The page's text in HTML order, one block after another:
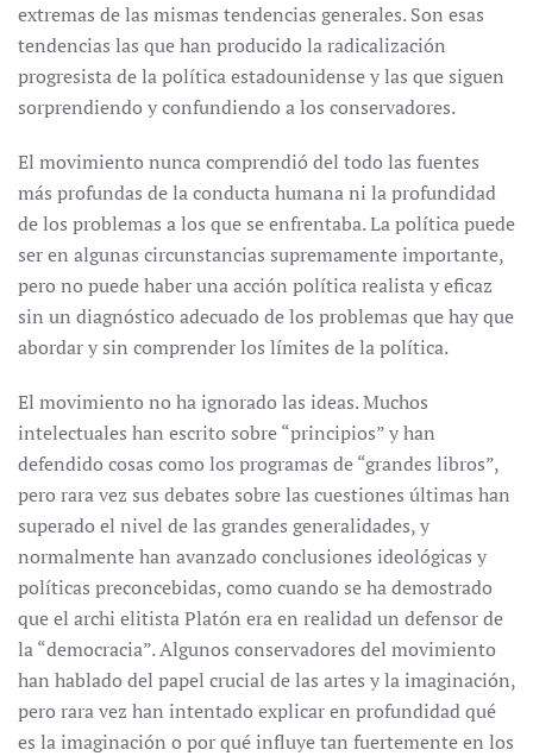
extremas de las mismas tendencias generales. Son esas
tendencias las que han producido la radicalización
progresista de la política estadounidense y las que siguen
sorprendiendo y confundiendo a los conservadores.
El movimiento nunca comprendió del todo las fuentes
más profundas de la conducta humana ni la profundidad
de los problemas a los que se enfrentaba. La política puede
ser en algunas circunstancias supremamente importante,
pero no puede haber una acción política realista y eficaz
sin un diagnóstico adecuado de los problemas que hay que
abordar y sin comprender los límites de la política.
El movimiento no ha ignorado las ideas. Muchos
intelectuales han escrito sobre “principios” y han
defendido cosas como los programas de “grandes libros”,
pero rara vez sus debates sobre las cuestiones últimas han
superado el nivel de las grandes generalidades, y
normalmente han avanzado conclusiones ideológicas y
políticas preconcebidas, como cuando se ha demostrado
que el archi elitista Platón era en realidad un defensor de
la “democracia”. Algunos conservadores del movimiento
han hablado del papel crucial de las artes y la imaginación,
pero rara vez han intentado explicar en profundidad qué
es la imaginación o por qué influye tan fuertemente en los